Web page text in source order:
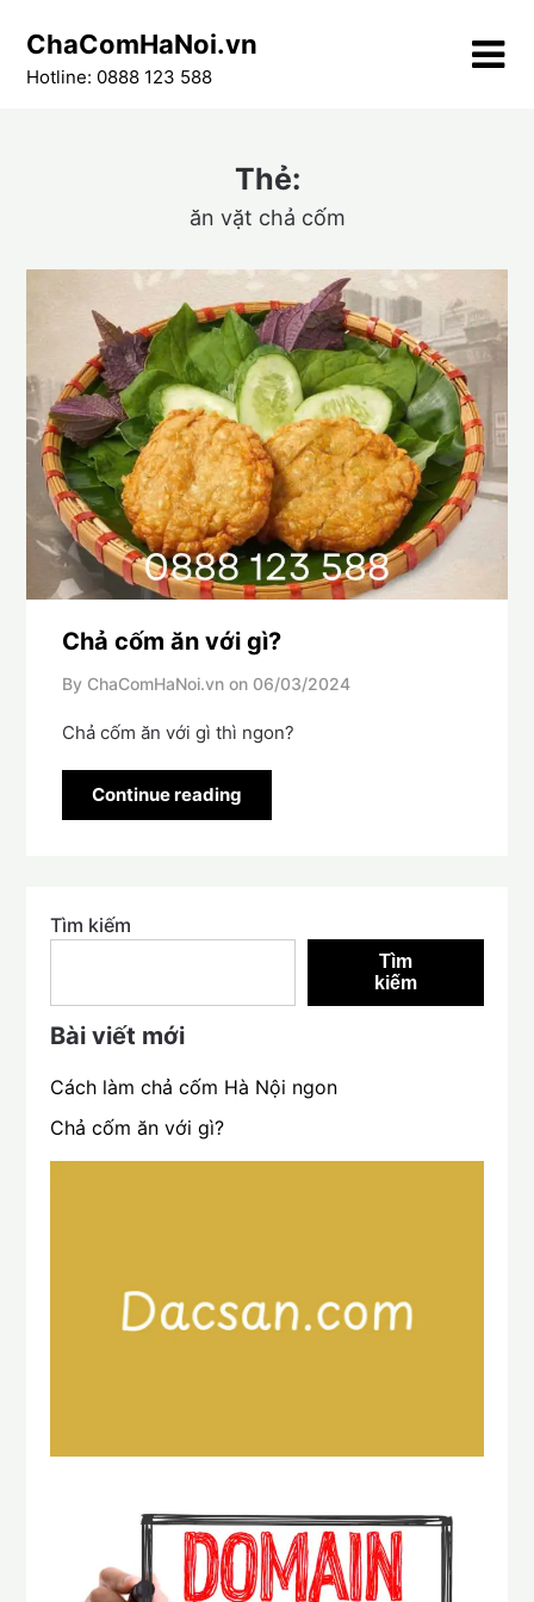
content
ChaComHaNoi.vn
Hotline: 0888 123 588
Thẻ:
ăn vặt chả cốm
Chả cốm ăn với gì?
By ChaComHaNoi.vn on 06/03/2024
Chả cốm ăn với gì thì ngon?
Continue reading
Tìm kiếm
Tìm
kiếm
Bài viết mới
Cách làm chả cốm Hà Nội ngon
Chả cốm ăn với gì?